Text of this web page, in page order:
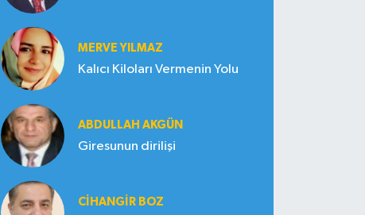
MERVE YILMAZ
Kalıcı Kiloları Vermenin Yolu
ABDULLAH AKGÜN
Giresunun dirilişi
CIHANGIR BOZ